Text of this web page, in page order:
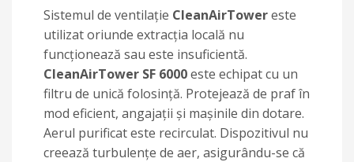
Sistemul de ventilație CleanAirTowereste
utilizat oriunde extracția locală nu
funcționează sau este insuficientă.
CleanAirTower SF 6000este echipat cu un
filtru de unică folosință. Protejează de praf în
mod eficient, angajații și mașinile din dotare.
Aerul purificat este recirculat. Dispozitivul nu
creează turbulențe de aer, asigurându-se că